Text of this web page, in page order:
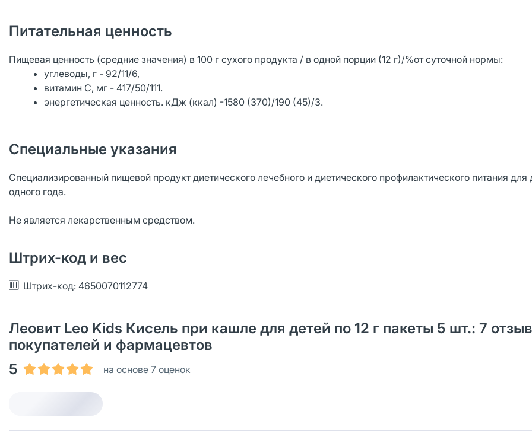
Питательная ценность
Пищевая ценность (средние значения) в 100 г сухого продукта / в одной порции (12 г)/%от суточной нормы:
углеводы, г - 92/11/6,
витамин С, мг - 417/50/111.
энергетическая ценность. кДж (ккал) -1580 (370)/190 (45)/3.
Специальные указания
Специализированный пищевой продукт диетического лечебного и диетического профилактического питания для
одного года.
Не является лекарственным средством.
Штрих-код и вес
Штрих-код: 4650070112774
Леовит Leo Kids Кисель при кашле для детей по 12 г пакеты 5 шт.: 7
покупателей и фармацевтов
5
на основе 7 оценок